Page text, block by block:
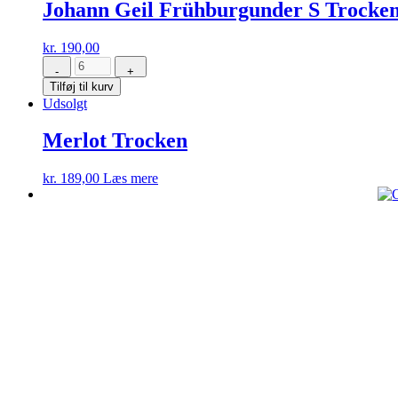
Johann Geil Frühburgunder S
kr. 190,00
-
Johann
Geil
Frühburgunder
Trocken
2022
+
Tilføj til kurv
Udsolgt
Merlot Trocken
kr. 189,00 Læs mere